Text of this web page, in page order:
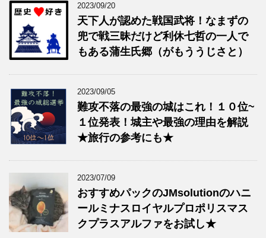
2023/09/20
天下人が認めた戦国武将！なまずの
兜で戦三昧だけど利休七哲の一人で
もある蒲生氏郷（がもううじさと）
2023/09/05
難攻不落の最強の城はこれ！１０位~
１位発表！城主や最強の理由を解説
★旅行の参考にも★
2023/07/09
おすすめパックのJMsolutionのハニ
ールミナスロイヤルプロポリスマス
クプラスアルファをお試し★